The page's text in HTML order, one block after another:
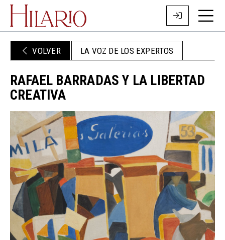
VOLVER LA VOZ DE LOS EXPERTOS
RAFAEL BARRADAS Y LA LIBERTAD
CREATIVA